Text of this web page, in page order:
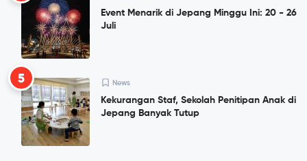
Event Menarik di Jepang Minggu Ini: 20 - 26
Juli
5 News
Kekurangan Staf, Sekolah Penitipan Anak di
Jepang Banyak Tutup